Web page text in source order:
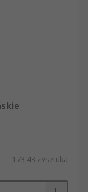
173,43 zł/sztuka